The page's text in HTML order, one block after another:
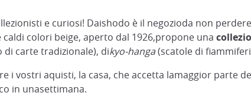
e curiosi! Daishodo è il negozioda non
caldi colori beige, aperto dal 1926,propone una
di carte tradizionale), dikyo-hanga(scatole di
i vostri aquisti, la casa, che accetta lamaggior parte
in unasettimana.